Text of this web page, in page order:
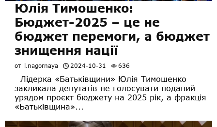
Юлія Тимошенко:
Бюджет-2025 – це не
бюджет перемоги, а бюджет
знищення нації
от l.nagornaya 2024-10-31 636
Лідерка «Батьківщини» Юлія Тимошенко
закликала депутатів не голосувати поданий
урядом проєкт бюджету на 2025 рік, а фракція
«Батьківщина»...